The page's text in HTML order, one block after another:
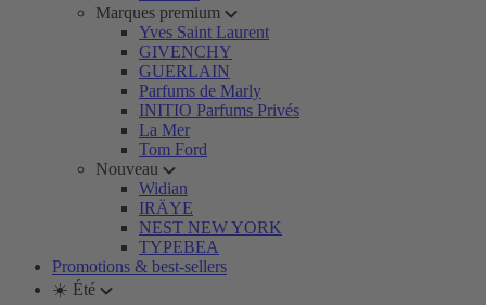
Marques premium
Yves Saint Laurent
GIVENCHY
GUERLAIN
Parfums de Marly
INITIO Parfums Privés
La Mer
Tom Ford
Nouveau
Widian
IRÄYE
NEST NEW YORK
TYPEBEA
Promotions & best-sellers
☀️ Été